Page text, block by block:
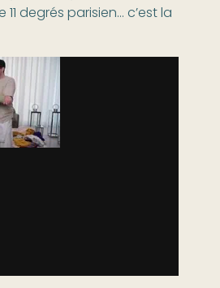
degrés parisien… c’est la